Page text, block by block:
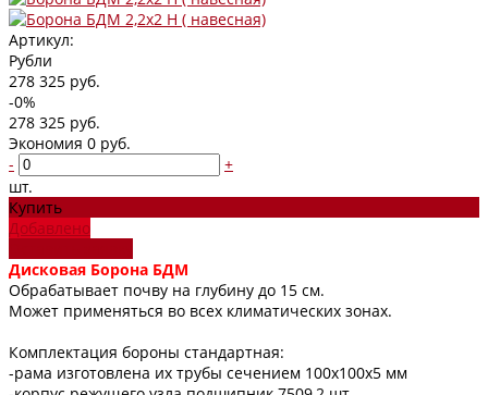
Артикул:
Рубли
278 325 руб.
-0%
278 325 руб.
Экономия 0 руб.
-
+
шт.
Купить
Добавлено
Дисковая Борона БДМ
Обрабатывает почву на глубину до 15 см.
Может применяться во всех климатических зонах.
Комплектация бороны стандартная:
-рама изготовлена их трубы сечением 100х100х5 мм